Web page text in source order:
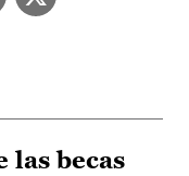
las becas